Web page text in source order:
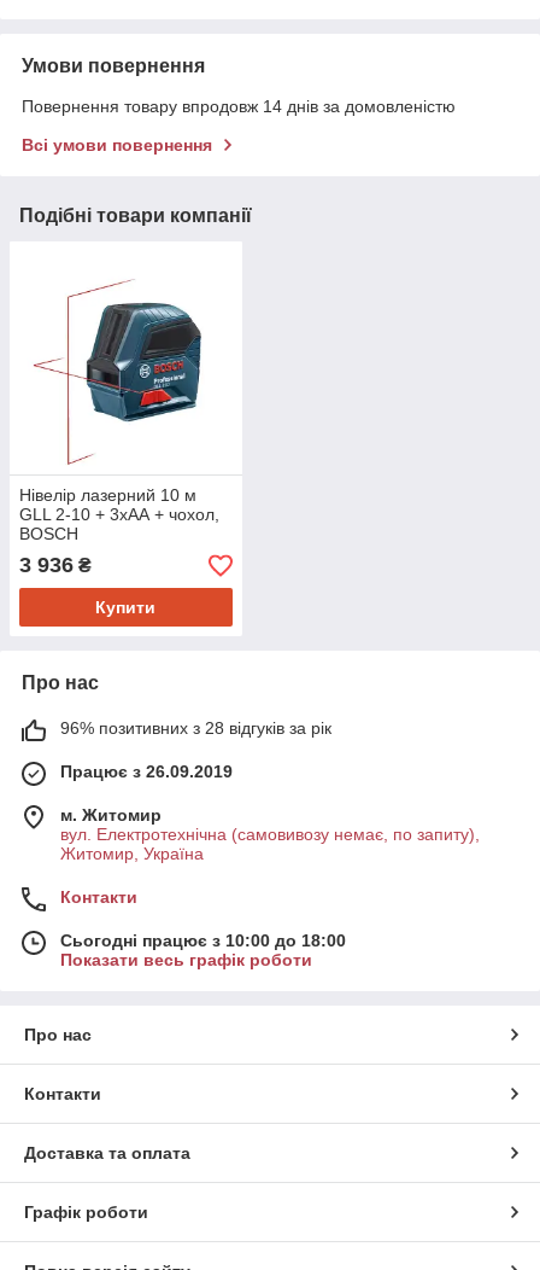
Умови повернення
Повернення товару впродовж 14 днів за домовленістю
Всі умови повернення
Подібні товари компанії
Нівелір лазерний 10 м
GLL 2-10 + 3хАА + чохол,
BOSCH
3 936 ₴
Купити
Про нас
96% позитивних з 28 відгуків за рік
Працює з 26.09.2019
м. Житомир
вул. Електротехнічна (самовивозу немає, по запиту),
Житомир, Україна
Контакти
Сьогодні працює з 10:00 до 18:00
Показати весь графік роботи
Про нас
Контакти
Доставка та оплата
Графік роботи